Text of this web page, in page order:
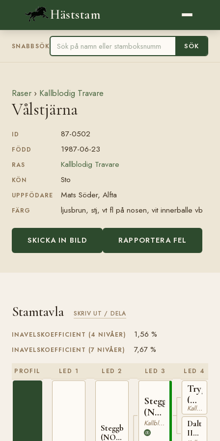
Häststam
SNABBSÖK SÖK
Raser › Kallblodig Travare
Vålstjärna
ID 87-0502
FÖDD 1987-06-23
RAS Kallblodig Travare
KÖN Sto
UPPFÖDARE Mats Söder, Alfta
FÄRG ljusbrun, stj, vt fl på nosen, vit innerballe vb
SKICKA IN BILD RAPPORTERA FEL
Stamtavla SKRIV UT / DELA
INAVELSKOEFFICIENT (4 NIVÅER) 1,56 %
INAVELSKOEFFICIENT (7 NIVÅER) 7,67 %
PROFIL LED 1 LED 2
Steggbest
(NO)
LED 3
Stegg
(NO)
T-
169
Kallblodig Travare
LED 4
Trygve
(NO)
T-
66
Kallblodig Travare
Dalterna
II